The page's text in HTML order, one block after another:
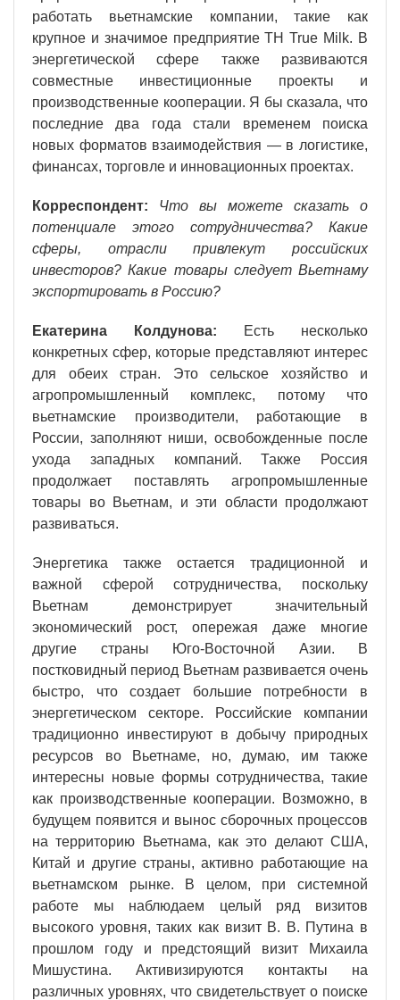
работать вьетнамские компании, такие как
крупное и значимое предприятиеTH True Milk. В
энергетической сфере также развиваются
совместные инвестиционные проекты и
производственные кооперации. Я бы сказала, что
последние два года стали временем поиска
новых форматов взаимодействия — в логистике,
финансах, торговле и инновационных проектах.
Корреспондент:
Что вы можете сказать о
потенциале этого сотрудничества? Какие
сферы, отрасли привлекут российских
инвесторов? Какие товары следует Вьетнаму
экспортировать в Россию?
Екатерина Колдунова:
Есть несколько
конкретных сфер, которые представляют интерес
для обеих стран. Это сельское хозяйство и
агропромышленный комплекс, потому что
вьетнамские производители, работающие в
России, заполняют ниши, освобожденные после
ухода западных компаний. Также Россия
продолжает поставлять агропромышленные
товары во Вьетнам, и эти области продолжают
развиваться.
Энергетика также остается традиционной и
важной сферой сотрудничества, поскольку
Вьетнам демонстрирует значительный
экономический рост, опережая даже многие
другие страны Юго-Восточной Азии. В
постковидный период Вьетнам развивается очень
быстро, что создает большие потребности в
энергетическом секторе. Российские компании
традиционно инвестируют в добычу природных
ресурсов во Вьетнаме, но, думаю, им также
интересны новые формы сотрудничества, такие
как производственные кооперации. Возможно, в
будущем появится и вынос сборочных процессов
на территорию Вьетнама, как это делают США,
Китай и другие страны, активно работающие на
вьетнамском рынке. В целом, при системной
работе мы наблюдаем целый ряд визитов
высокого уровня, таких как визит В. В. Путина в
прошлом году и предстоящий визит Михаила
Мишустина. Активизируются контакты на
различных уровнях, что свидетельствует о поиске